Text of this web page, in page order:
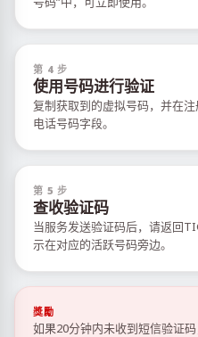
第 4 步
使用号码进行验证
复制获取到的虚拟号码，并在
电话号码字段。
第 5 步
查收验证码
当服务发送验证码后，请返回
示在对应的活跃号码旁边。
獎勵
如果20分钟内未收到短信验证